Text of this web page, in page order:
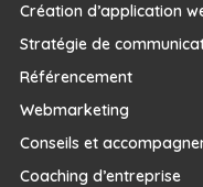
Création d’application
Stratégie de
Référencement
Webmarketing
Conseils et
Coaching d’entreprise